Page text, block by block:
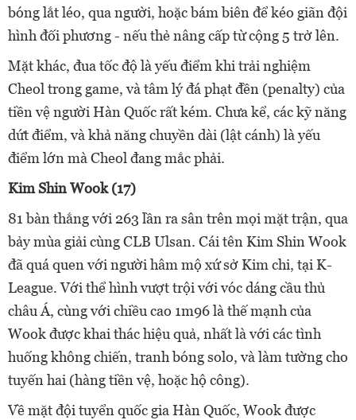
bóng lắt léo, qua người, hoặc bám biên để kéo giãn đội
hình đối phương - nếu thẻ nâng cấp từ cộng 5 trở lên.
Mặt khác, đua tốc độ là yếu điểm khi trải nghiệm
Cheol trong game, và tâm lý đá phạt đền (penalty) của
tiền vệ người Hàn Quốc rất kém. Chưa kể, các kỹ năng
dứt điểm, và khả năng chuyền dài (lật cánh) là yếu
điểm lớn mà Cheol đang mắc phải.
Kim Shin Wook (17)
81 bàn thắng với 263 lần ra sân trên mọi mặt trận, qua
bảy mùa giải cùng CLB Ulsan. Cái tên Kim Shin Wook
đã quá quen với người hâm mộ xứ sở Kim chi, tại K-
League. Với thể hình vượt trội với vóc dáng cầu thủ
châu Á, cùng với chiều cao 1m96 là thế mạnh của
Wook được khai thác hiệu quả, nhất là với các tình
huống không chiến, tranh bóng solo, và làm tường cho
tuyến hai (hàng tiền vệ, hoặc hộ công).
Về mặt đội tuyển quốc gia Hàn Quốc, Wook được